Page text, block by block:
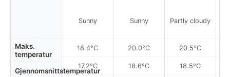
Maks.
temperatur
Gjennomsnittstemperatur
Sunny
18.4°C
17.2°C
Sunny
20.0°C
18.6°C
Partly cloudy
20.5°C
18.5°C